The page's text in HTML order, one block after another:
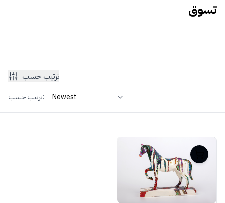
تسوق
ترتيب حسب
ترتيب حسب: